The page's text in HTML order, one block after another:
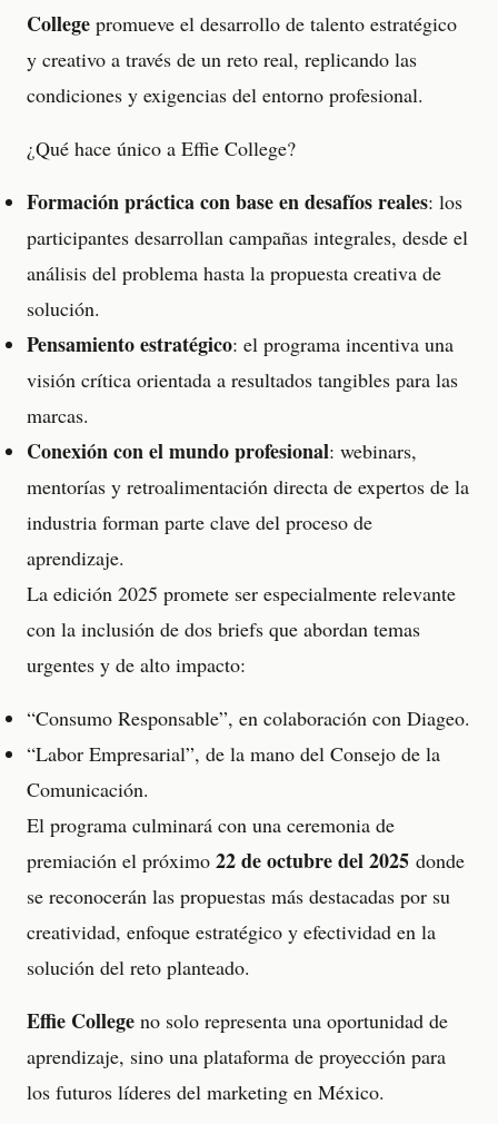
College promueve el desarrollo de talento estratégico
y creativo a través de un reto real, replicando las
condiciones y exigencias del entorno profesional.
¿Qué hace único a Effie College?
Formación práctica con base en desafíos reales: los
participantes desarrollan campañas integrales, desde el
análisis del problema hasta la propuesta creativa de
solución.
Pensamiento estratégico: el programa incentiva una
visión crítica orientada a resultados tangibles para las
marcas.
Conexión con el mundo profesional: webinars,
mentorías y retroalimentación directa de expertos de la
industria forman parte clave del proceso de
aprendizaje.
La edición 2025 promete ser especialmente relevante
con la inclusión de dos briefs que abordan temas
urgentes y de alto impacto:
“Consumo Responsable”, en colaboración con Diageo.
“Labor Empresarial”, de la mano del Consejo de la
Comunicación.
El programa culminará con una ceremonia de
premiación el próximo 22 de octubre del 2025 donde
se reconocerán las propuestas más destacadas por su
creatividad, enfoque estratégico y efectividad en la
solución del reto planteado.
Effie College no solo representa una oportunidad de
aprendizaje, sino una plataforma de proyección para
los futuros líderes del marketing en México.